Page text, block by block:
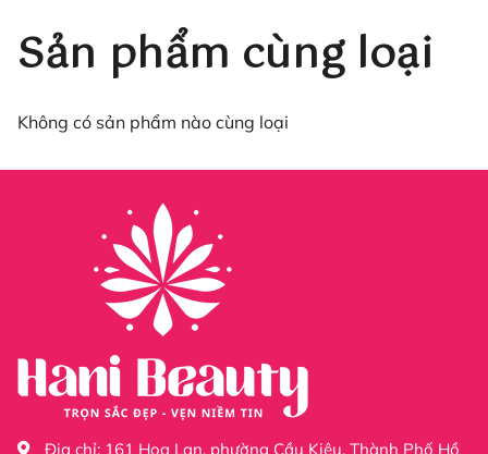
chính hãng.
+ Phân loại: Nhũ vàng và nhũ bạc.
- Hướng dẫn sử dụng:
+ Bước 1: Vệ sinh, cắt dũa, tạo form cho móng thật hoặc
móng giả (nếu khách hàng yêu cầu).
+ Bước 2: Chải lớp gel liên kết (base nền). Hơ máy từ
30s-60s. Sơn màu nền yêu thích. Tiếp tục hơ khô từ 30-
60s.
Sản phẩm cùng loại
Không có sản phẩm nào cùng loại
Địa chỉ: 161 Hoa Lan, phường Cầu Kiệu, Thành Phố Hồ